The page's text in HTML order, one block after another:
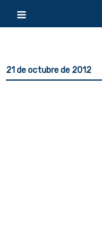
21 de octubre de 2012